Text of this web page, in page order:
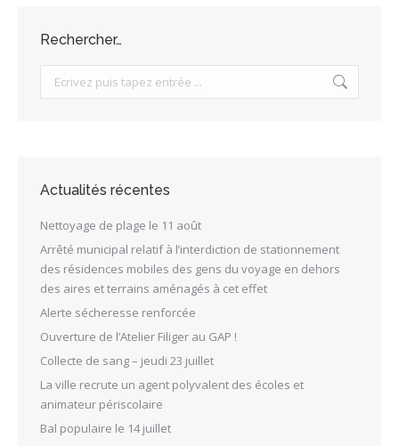
Rechercher…
Search:
Actualités récentes
Nettoyage de plage le 11 août
Arrêté municipal relatif à l’interdiction de stationnement
des résidences mobiles des gens du voyage en dehors
des aires et terrains aménagés à cet effet
Alerte sécheresse renforcée
Ouverture de l’Atelier Filiger au GAP !
Collecte de sang – jeudi 23 juillet
La ville recrute un agent polyvalent des écoles et
animateur périscolaire
Bal populaire le 14 juillet